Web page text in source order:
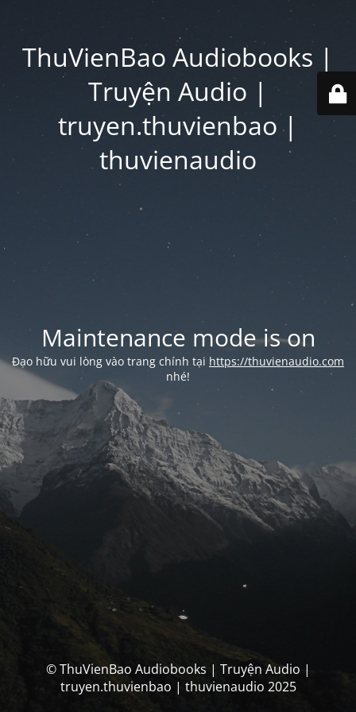
ThuVienBao Audiobooks |
Truyện Audio |
truyen.thuvienbao |
thuvienaudio
Maintenance mode is on
Đạo hữu vui lòng vào trang chính tại https://thuvienaudio.com
nhé!
© ThuVienBao Audiobooks | Truyện Audio |
truyen.thuvienbao | thuvienaudio 2025